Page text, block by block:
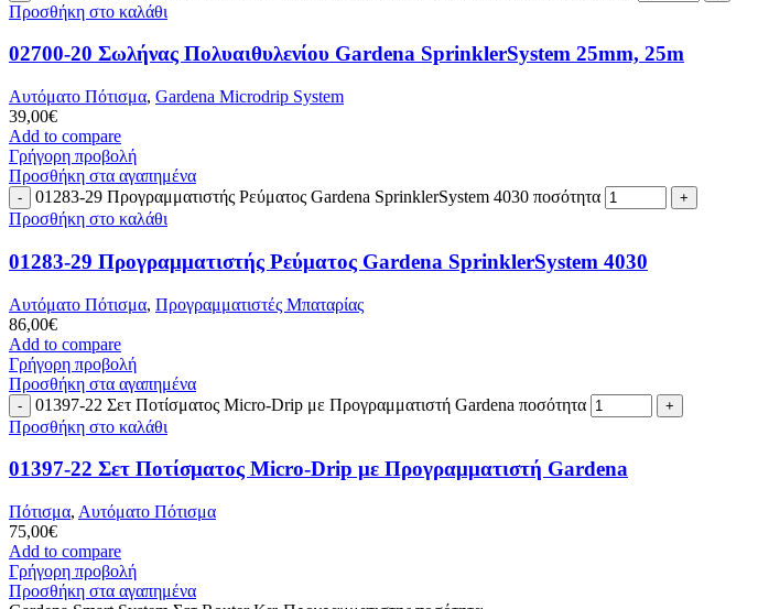
Προσθήκη στο καλάθι
02700-20 Σωλήνας Πολυαιθυλενίου Gardena SprinklerSystem 25mm, 25m
Αυτόματο Πότισμα, Gardena Microdrip System
39,00€
Add to compare
Γρήγορη προβολή
Προσθήκη στα αγαπημένα
01283-29 Προγραμματιστής Ρεύματος Gardena SprinklerSystem 4030 ποσότητα
Προσθήκη στο καλάθι
01283-29 Προγραμματιστής Ρεύματος Gardena SprinklerSystem 4030
Αυτόματο Πότισμα, Προγραμματιστές Μπαταρίας
86,00€
Add to compare
Γρήγορη προβολή
Προσθήκη στα αγαπημένα
01397-22 Σετ Ποτίσματος Micro-Drip με Προγραμματιστή Gardena ποσότητα
Προσθήκη στο καλάθι
01397-22 Σετ Ποτίσματος Micro-Drip με Προγραμματιστή Gardena
Πότισμα, Αυτόματο Πότισμα
75,00€
Add to compare
Γρήγορη προβολή
Προσθήκη στα αγαπημένα